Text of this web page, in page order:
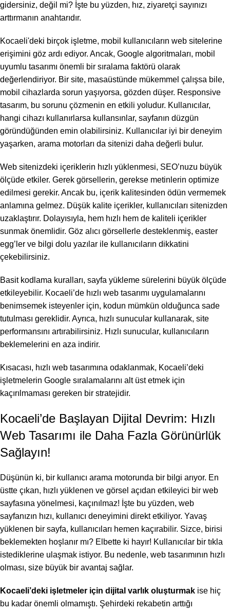
gidersiniz, değil mi? İşte bu yüzden, hız, ziyaretçi sayınızı
arttırmanın anahtarıdır.
Kocaeli'deki birçok işletme, mobil kullanıcıların web sitelerine
erişimini göz ardı ediyor. Ancak, Google algoritmaları, mobil
uyumlu tasarımı önemli bir sıralama faktörü olarak
değerlendiriyor. Bir site, masaüstünde mükemmel çalışsa bile,
mobil cihazlarda sorun yaşıyorsa, gözden düşer. Responsive
tasarım, bu sorunu çözmenin en etkili yoludur. Kullanıcılar,
hangi cihazı kullanırlarsa kullansınlar, sayfanın düzgün
göründüğünden emin olabilirsiniz. Kullanıcılar iyi bir deneyim
yaşarken, arama motorları da sitenizi daha değerli bulur.
Web sitenizdeki içeriklerin hızlı yüklenmesi, SEO’nuzu büyük
ölçüde etkiler. Gerek görsellerin, gerekse metinlerin optimize
edilmesi gerekir. Ancak bu, içerik kalitesinden ödün vermemek
anlamına gelmez. Düşük kalite içerikler, kullanıcıları sitenizden
uzaklaştırır. Dolayısıyla, hem hızlı hem de kaliteli içerikler
sunmak önemlidir. Göz alıcı görsellerle desteklenmiş, easter
egg’ler ve bilgi dolu yazılar ile kullanıcıların dikkatini
çekebilirsiniz.
Basit kodlama kuralları, sayfa yükleme sürelerini büyük ölçüde
etkileyebilir. Kocaeli’de hızlı web tasarımı uygulamalarını
benimsemek isteyenler için, kodun mümkün olduğunca sade
tutulması gereklidir. Ayrıca, hızlı sunucular kullanarak, site
performansını artırabilirsiniz. Hızlı sunucular, kullanıcıların
beklemelerini en aza indirir.
Kısacası, hızlı web tasarımına odaklanmak, Kocaeli’deki
işletmelerin Google sıralamalarını alt üst etmek için
kaçırılmaması gereken bir stratejidir.
Kocaeli’de Başlayan Dijital Devrim: Hızlı
Web Tasarımı ile Daha Fazla Görünürlük
Sağlayın!
Düşünün ki, bir kullanıcı arama motorunda bir bilgi arıyor. En
üstte çıkan, hızlı yüklenen ve görsel açıdan etkileyici bir web
sayfasına yönelmesi, kaçınılmaz! İşte bu yüzden, web
sayfanızın hızı, kullanıcı deneyimini direkt etkiliyor. Yavaş
yüklenen bir sayfa, kullanıcıları hemen kaçırabilir. Sizce, birisi
beklemekten hoşlanır mı? Elbette ki hayır! Kullanıcılar bir tıkla
istediklerine ulaşmak istiyor. Bu nedenle, web tasarımının hızlı
olması, size büyük bir avantaj sağlar.
Kocaeli’deki işletmeler için dijital varlık oluşturmak ise hiç
bu kadar önemli olmamıştı. Şehirdeki rekabetin arttığı